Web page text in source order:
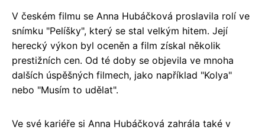
V českém filmu se Anna Hubáčková proslavila rolí ve
snímku "Pelíšky", který se stal velkým hitem. Její
herecký výkon byl oceněn a film získal několik
prestižních cen. Od té doby se objevila ve mnoha
dalších úspěšných filmech, jako například "Kolya"
nebo "Musím to udělat".
Ve své kariéře si Anna Hubáčková zahrála také v